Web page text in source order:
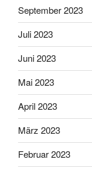
September 2023
Juli 2023
Juni 2023
Mai 2023
April 2023
März 2023
Februar 2023